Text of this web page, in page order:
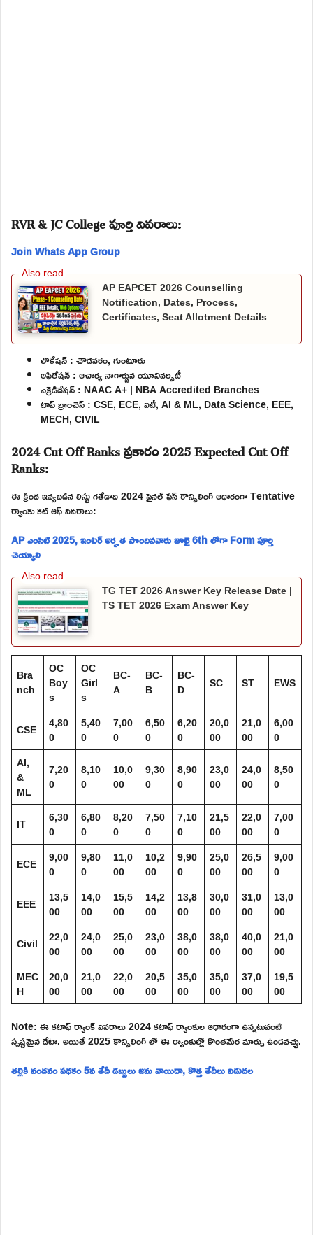
RVR & JC College పూర్తి వివరాలు:
Join Whats App Group
AP EAPCET 2026 Counselling
Notification, Dates, Process,
Certificates, Seat Allotment Details
లొకేషన్ : చౌడవరం, గుంటూరు
అఫిలేషన్ : ఆచార్య నాగార్జున యూనివర్సిటీ
ఎక్రెడిడేషన్ : NAAC A+ | NBA Accredited Branches
టాప్ బ్రాంచెస్ : CSE, ECE, ఐటీ, AI & ML, Data Science, EEE,
MECH, CIVIL
2024 Cut Off Ranks ప్రకారం 2025 Expected Cut Off
Ranks:
ఈ క్రింద ఇవ్వబడిన లిస్టు గతేడాది 2024 ఫైనల్ ఫేస్ కౌన్సిలింగ్ ఆధారంగా Tentative
ర్యాంకు కట్ ఆఫ్ వివరాలు:
AP ఎంసెట్ 2025, ఇంటర్ అర్హత పొందినవారు జూలై 6th లోగా Form పూర్తి
చెయ్యాలి
TG TET 2026 Answer Key Release Date |
TS TET 2026 Exam Answer Key
Bra
nch
OC
Boy
s
OC
Girl
s
BC-
A
BC-
B
BC-
D SC ST EWS
CSE 4,80
0
5,40
0
7,00
0
6,50
0
6,20
0
20,0
00
21,0
00
6,00
0
AI,
&
ML
7,20
0
8,10
0
10,0
00
9,30
0
8,90
0
23,0
00
24,0
00
8,50
0
IT 6,30
0
6,80
0
8,20
0
7,50
0
7,10
0
21,5
00
22,0
00
7,00
0
ECE
9,00
0
9,80
0
11,0
00
10,2
00
9,90
0
25,0
00
26,5
00
9,00
0
EEE
13,5
00
14,0
00
15,5
00
14,2
00
13,8
00
30,0
00
31,0
00
13,0
00
Civil
22,0
00
24,0
00
25,0
00
23,0
00
38,0
00
38,0
00
40,0
00
21,0
00
MEC
H
20,0
00
21,0
00
22,0
00
20,5
00
35,0
00
35,0
00
37,0
00
19,5
00
Note: ఈ కటాఫ్ ర్యాంక్ వివరాలు 2024 కటాఫ్ ర్యాంకుల ఆధారంగా ఉన్నటువంటి
స్పష్టమైన డేటా. అయితే 2025 కౌన్సిలింగ్ లో ఈ ర్యాంకుల్లో కొంతమేర మార్పు ఉండవచ్చు.
తల్లికి వందనం పధకం 5వ తేదీ డబ్బులు జమ వాయిదా, కొత్త తేదీలు విడుదల